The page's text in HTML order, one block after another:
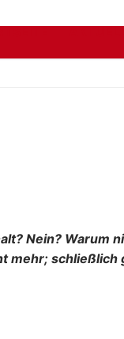
Nein? Warum
mehr; schließlich